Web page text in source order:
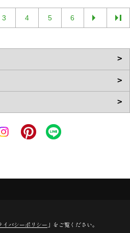
3 4 5 6
イバシーポリシー 」をご覧ください。